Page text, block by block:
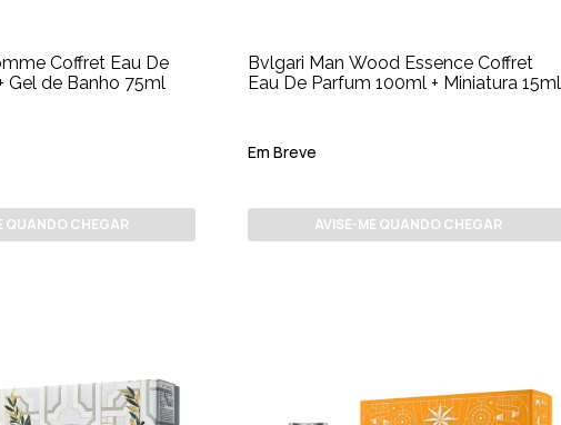
Coffret Eau De
Gel de Banho 75ml
QUANDO CHEGAR
Bvlgari Man Wood Essence Coffret
Eau De Parfum 100ml + Miniatura 15ml
Em Breve
AVISE-ME QUANDO CHEGAR